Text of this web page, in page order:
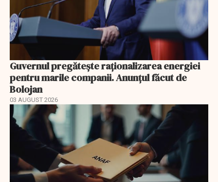
Guvernul pregătește raționalizarea energiei
pentru marile companii. Anunțul făcut de
Bolojan
03 AUGUST 2026